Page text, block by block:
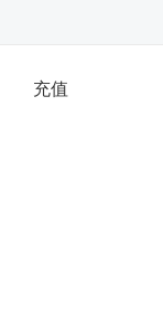
充值